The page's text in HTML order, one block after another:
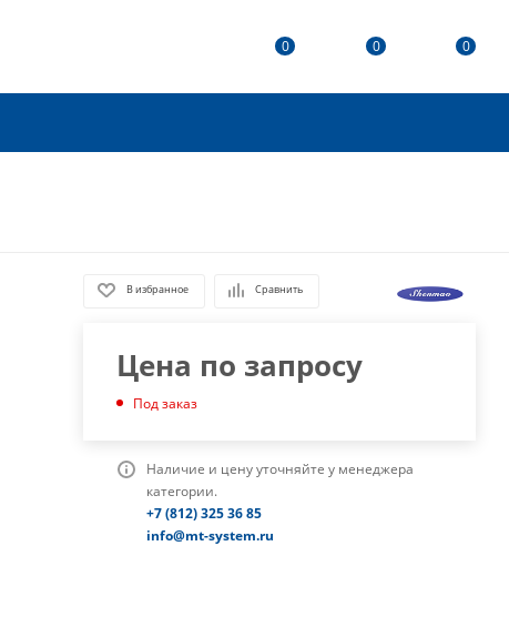
0 0 0
В избранное Сравнить
Цена по запросу
Под заказ
Наличие и цену уточняйте у менеджера
категории.
+7 (812) 325 36 85
info@mt-system.ru